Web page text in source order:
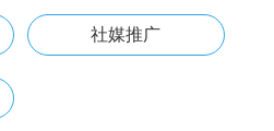
社媒推广